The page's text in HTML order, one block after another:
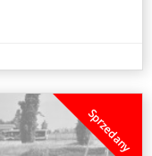
Sprzedany